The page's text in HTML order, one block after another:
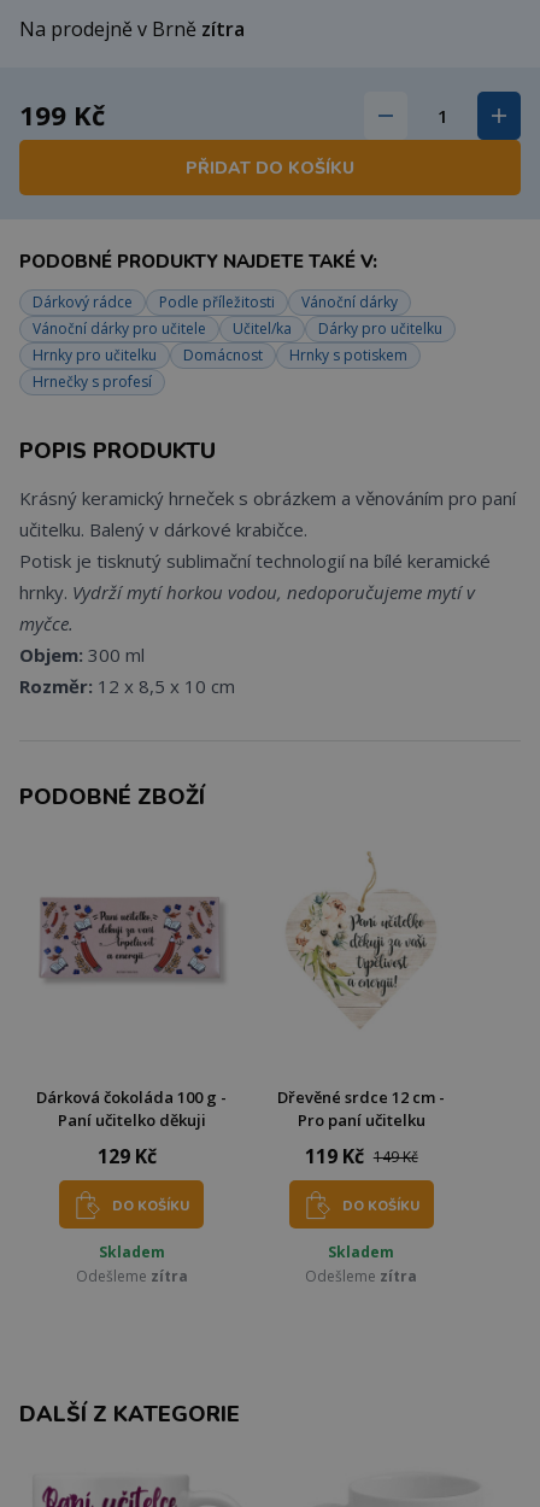
Na prodejně v Brně zítra
199 Kč
PŘIDAT DO KOŠÍKU
PODOBNÉ PRODUKTY NAJDETE TAKÉ V:
Dárkový rádce Podle příležitosti
Vánoční dárky
Vánoční dárky pro učitele
Učitel/ka
Dárky pro učitelku
Hrnky pro učitelku
Domácnost
Hrnky s potiskem
Hrnečky s profesí
POPIS PRODUKTU
Krásný keramický hrneček s obrázkem a věnováním pro paní
učitelku. Balený v dárkové krabičce.
Potisk je tisknutý sublimační technologií na bílé keramické
hrnky. Vydrží mytí horkou vodou, nedoporučujeme mytí v
myčce.
Objem: 300 ml
Rozměr: 12 x 8,5 x 10 cm
PODOBNÉ ZBOŽÍ
Dárková čokoláda 100 g -
Paní učitelko děkuji
129 Kč
DO KOŠÍKU
Skladem
Odešleme zítra
Dřevěné srdce 12 cm -
Pro paní učitelku
119 Kč 149 Kč
DO KOŠÍKU
Skladem
Odešleme zítra
DALŠÍ Z KATEGORIE